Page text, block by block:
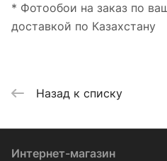
* Фотообои на заказ по
доставкой по Казахстану
Назад к списку
Интернет-магазин